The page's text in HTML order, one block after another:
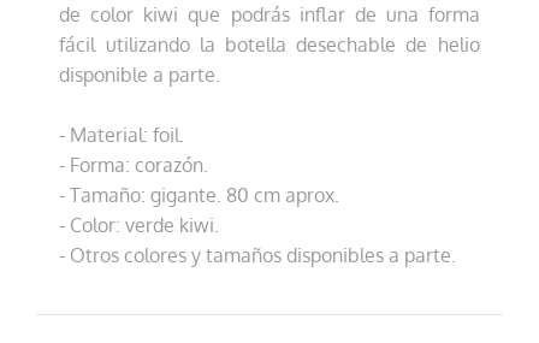
Globo helio coraz...
de color kiwi que podrás inflar de una forma
fácil utilizando la botella desechable de helio
disponible a parte.
- Material: foil.
- Forma: corazón.
- Tamaño: gigante. 80 cm aprox.
- Color: verde kiwi.
- Otros colores y tamaños disponibles a parte.